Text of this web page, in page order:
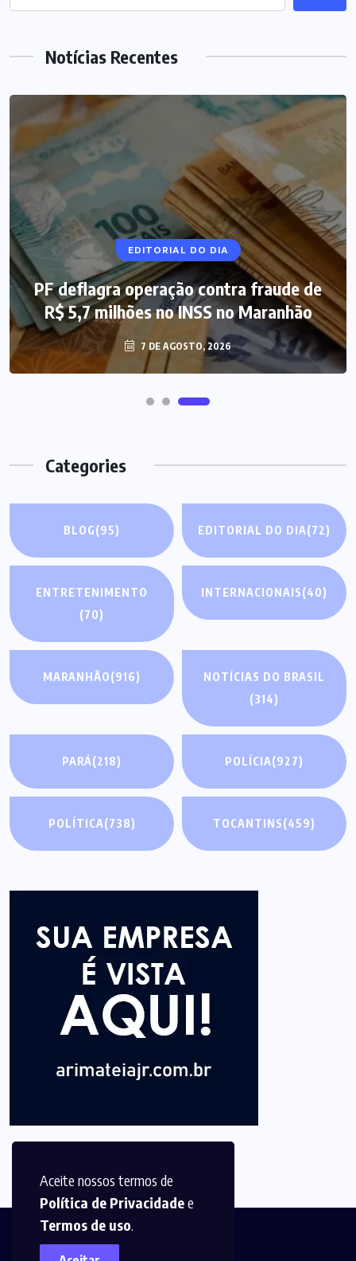
Aceite nossos termos de
Política de Privacidadee
Termos de uso.
Notícias Recentes
EDITORIAL DO DIA
PF deflagra operação contra fraude de
R$ 5,7 milhões no INSS no Maranhão
7 DE AGOSTO, 2026
NOTÍCIAS DO BRASIL
Mega-Sena 3.041 acumula, e prêmio
estimado chega a R$ 165 milhões
7 DE AGOSTO, 2026
Categories
BLOG(95) EDITORIAL DO DIA(72)
ENTRETENIMENTO
(70)
INTERNACIONAIS(40)
MARANHÃO(916)
NOTÍCIAS DO BRASIL
(314)
PARÁ(218) POLÍCIA(927)
POLÍTICA(738) TOCANTINS(459)